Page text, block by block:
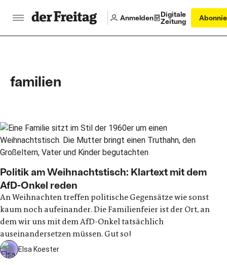
Anmelden
Digitale
Zeitung
familien
Main articles
Politik am Weihnachtstisch: Klartext mit dem
AfD-Onkel reden
An Weihnachten treffen politische Gegensätze wie sonst
kaum noch aufeinander. Die Familienfeier ist der Ort, an
dem wir uns mit dem AfD-Onkel tatsächlich
auseinandersetzen müssen. Gut so!
Elsa Koester